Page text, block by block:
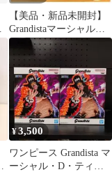
【美品・新品未開封】
Grandistaマーシャル・
D・ティーチ 黒ひげ
¥3,500
ワンピース Grandista マ
ーシャル・D・ティー